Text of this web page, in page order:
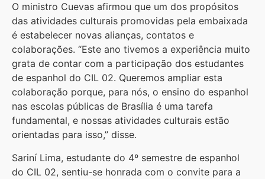
O ministro Cuevas afirmou que um dos propósitos
das atividades culturais promovidas pela embaixada
é estabelecer novas alianças, contatos e
colaborações. “Este ano tivemos a experiência muito
grata de contar com a participação dos estudantes
de espanhol do CIL 02. Queremos ampliar esta
colaboração porque, para nós, o ensino do espanhol
nas escolas públicas de Brasília é uma tarefa
fundamental, e nossas atividades culturais estão
orientadas para isso,” disse.
Sariní Lima, estudante do 4º semestre de espanhol
do CIL 02, sentiu-se honrada com o convite para a